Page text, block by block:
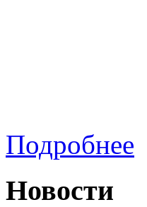
Подробнее
Новости